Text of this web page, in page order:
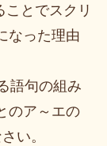
ことでスクリ
なった理由
語句の組み
のア～エの
い。